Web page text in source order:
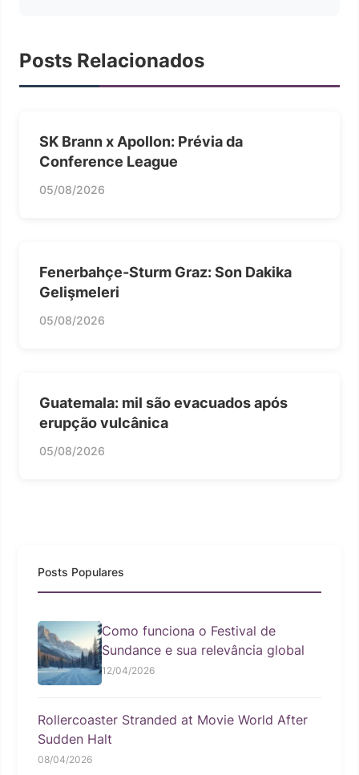
Posts Relacionados
SK Brann x Apollon: Prévia da
Conference League
05/08/2026
Fenerbahçe-Sturm Graz: Son Dakika
Gelişmeleri
05/08/2026
Guatemala: mil são evacuados após
erupção vulcânica
05/08/2026
Posts Populares
Como funciona o Festival de
Sundance e sua relevância global
12/04/2026
Rollercoaster Stranded at Movie World After
Sudden Halt
08/04/2026